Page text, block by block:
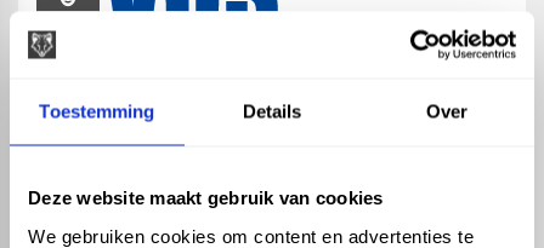
Toestemming Details Over
Deze website maakt gebruik van cookies
We gebruiken cookies om content en advertenties te
phone_enabled +31 416 75 02 55
mail info@vosproducts.nl